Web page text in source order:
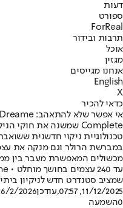
דעות
ספורט
ForReal
תרבות ובידור
אוכל
מגזין
אנחנו מגייסים
English
X
כדאי להכיר
Complete שמשנה את חוקי הניקיון
טכנולוגיית ניקוי חדשנית
במברשת הרולר וגם מנקה את
שמציב סטנדרט חדש לניקיון
11/12/2025, 07:57
,עודכן2/2026, 12:40
0השמעה